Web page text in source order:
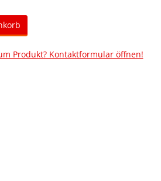
Produkt? Kontaktformular öffnen!